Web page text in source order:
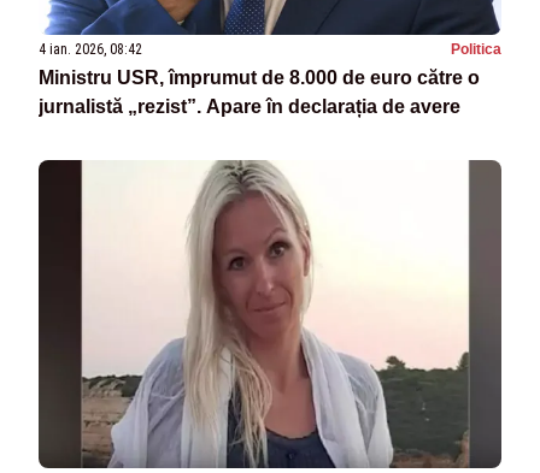
4 ian. 2026, 08:42 Politica
Ministru USR, împrumut de 8.000 de euro către o
jurnalistă „rezist”. Apare în declarația de avere